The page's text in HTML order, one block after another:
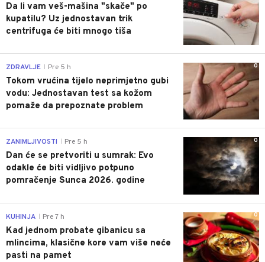
Da li vam veš-mašina "skače" po
kupatilu? Uz jednostavan trik
centrifuga će biti mnogo tiša
0
ZDRAVLJE Pre 5 h
Tokom vrućina tijelo neprimjetno gubi
vodu: Jednostavan test sa kožom
pomaže da prepoznate problem
0
ZANIMLJIVOSTI Pre 5 h
Dan će se pretvoriti u sumrak: Evo
odakle će biti vidljivo potpuno
pomračenje Sunca 2026. godine
0
KUHINJA Pre 7 h
Kad jednom probate gibanicu sa
mlincima, klasične kore vam više neće
pasti na pamet